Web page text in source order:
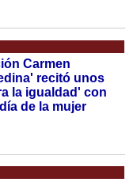
Carmen
recitó unos
la igualdad' con
de la mujer